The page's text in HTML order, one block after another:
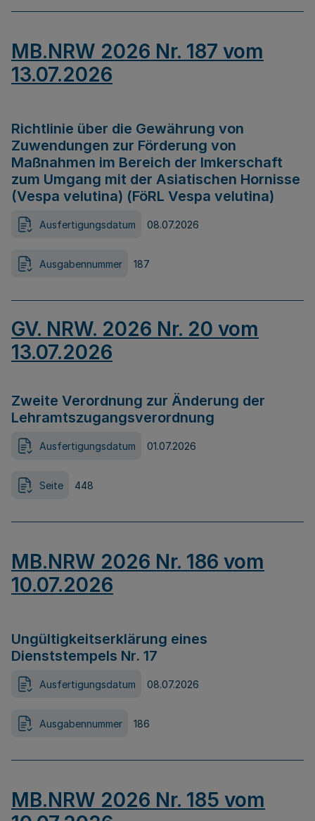
MB.NRW 2026 Nr. 187 vom
13.07.2026
Richtlinie über die Gewährung von
Zuwendungen zur Förderung von
Maßnahmen im Bereich der Imkerschaft
zum Umgang mit der Asiatischen Hornisse
(Vespa velutina) (FöRL Vespa velutina)
Ausfertigungsdatum 08.07.2026
Ausgabennummer 187
GV. NRW. 2026 Nr. 20 vom
13.07.2026
Zweite Verordnung zur Änderung der
Lehramtszugangsverordnung
Ausfertigungsdatum 01.07.2026
Seite 448
MB.NRW 2026 Nr. 186 vom
10.07.2026
Ungültigkeitserklärung eines
Dienststempels Nr. 17
Ausfertigungsdatum 08.07.2026
Ausgabennummer 186
MB.NRW 2026 Nr. 185 vom